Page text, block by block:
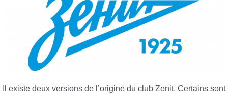
Il existe deux versions de l’origine du club Zenit. Certains sont